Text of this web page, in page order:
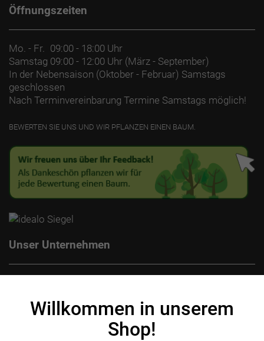
Öffnungszeiten
Mo. - Fr.
09:00 - 18:00 Uhr
Samstag 09:00 - 12:00 Uhr (März - September)
In der Nebensaison (Oktober - Februar) Samstags
geschlossen
Nach Terminvereinbarung Termine Samstags möglich!
BEWERTEN SIE UNS UND WIR PFLANZEN EINEN BAUM.
Unser Unternehmen
Datenschutz
Willkommen in unserem
Shop!